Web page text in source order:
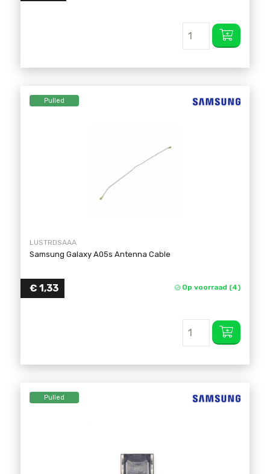
Pulled
LUSTRDSAAA
Samsung Galaxy A05s Antenna Cable
€ 1,33 Op voorraad (4)
Pulled